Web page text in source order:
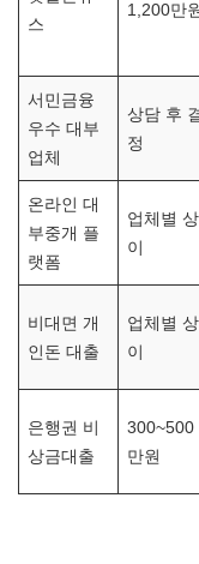
스
1,200만
서민금융
우수 대부
업체
상담 후
정
온라인 대
부중개 플
랫폼
업체별 상
이
비대면 개
인돈 대출
업체별 상
이
은행권 비
상금대출
300~500
만원